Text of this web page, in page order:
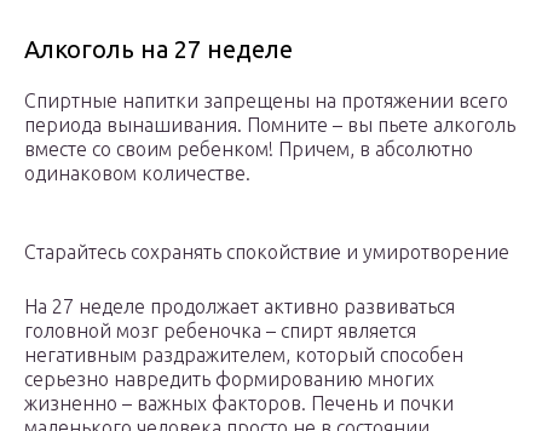
Алкоголь на 27 неделе
Спиртные напитки запрещены на протяжении всего
периода вынашивания. Помните – вы пьете алкоголь
вместе со своим ребенком! Причем, в абсолютно
одинаковом количестве.
Старайтесь сохранять спокойствие и умиротворение
На 27 неделе продолжает активно развиваться
головной мозг ребеночка – спирт является
негативным раздражителем, который способен
серьезно навредить формированию многих
жизненно – важных факторов. Печень и почки